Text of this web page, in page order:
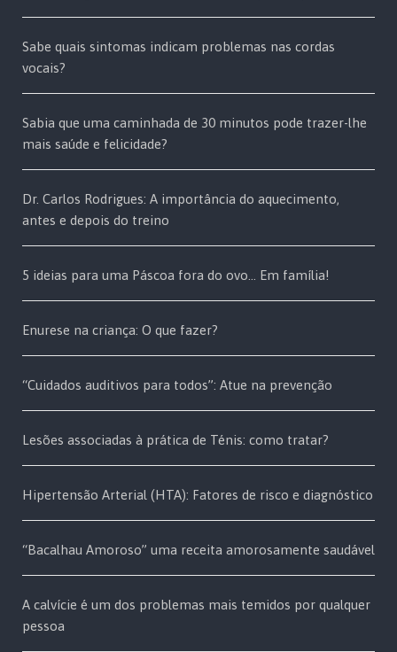
Sabe quais sintomas indicam problemas nas cordas
vocais?
Sabia que uma caminhada de 30 minutos pode trazer-lhe
mais saúde e felicidade?
Dr. Carlos Rodrigues: A importância do aquecimento,
antes e depois do treino
5 ideias para uma Páscoa fora do ovo… Em família!
Enurese na criança: O que fazer?
“Cuidados auditivos para todos”: Atue na prevenção
Lesões associadas à prática de Ténis: como tratar?
Hipertensão Arterial (HTA): Fatores de risco e diagnóstico
“Bacalhau Amoroso” uma receita amorosamente saudável
A calvície é um dos problemas mais temidos por qualquer
pessoa